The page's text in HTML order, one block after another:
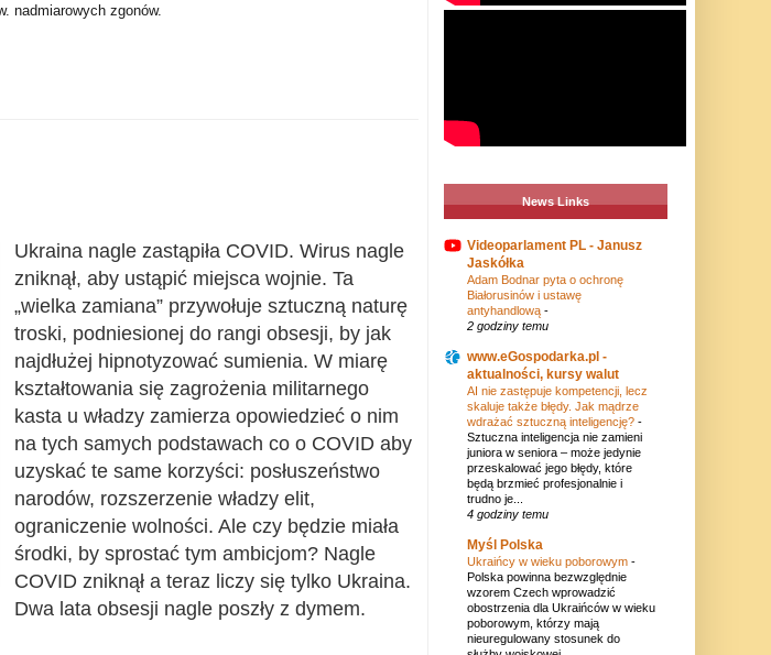
nadmiarowych zgonów.
Ukraina nagle zastąpiła COVID. Wirus nagle
zniknął, aby ustąpić miejsca wojnie. Ta
„wielka zamiana” przywołuje sztuczną naturę
troski, podniesionej do rangi obsesji, by jak
najdłużej hipnotyzować sumienia. W miarę
kształtowania się zagrożenia militarnego
kasta u władzy zamierza opowiedzieć o nim
na tych samych podstawach co o COVID aby
uzyskać te same korzyści: posłuszeństwo
narodów, rozszerzenie władzy elit,
ograniczenie wolności. Ale czy będzie miała
środki, by sprostać tym ambicjom? Nagle
COVID zniknął a teraz liczy się tylko Ukraina.
Dwa lata obsesji nagle poszły z dymem.
News Links
Videoparlament PL - Janusz
Jaskółka
Adam Bodnar pyta o ochronę
Białorusinów i ustawę
antyhandlową -
2 godziny temu
www.eGospodarka.pl -
aktualności, kursy walut
AI nie zastępuje kompetencji, lecz
skaluje także błędy. Jak mądrze
wdrażać sztuczną inteligencję? -
Sztuczna inteligencja nie zamieni
juniora w seniora – może jedynie
przeskalować jego błędy, które
będą brzmieć profesjonalnie i
trudno je...
4 godziny temu
Myśl Polska
Ukraińcy w wieku poborowym -
Polska powinna bezwzględnie
wzorem Czech wprowadzić
obostrzenia dla Ukraińców w wieku
poborowym, którzy mają
nieuregulowany stosunek do